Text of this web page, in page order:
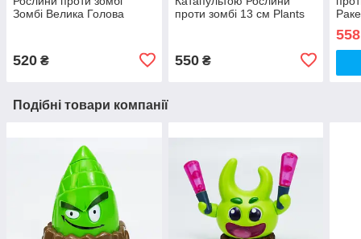
Зомбі Велика Голова
520 ₴
проти зомбі 13 см Plants
550₴
558
Подібні товари компанії